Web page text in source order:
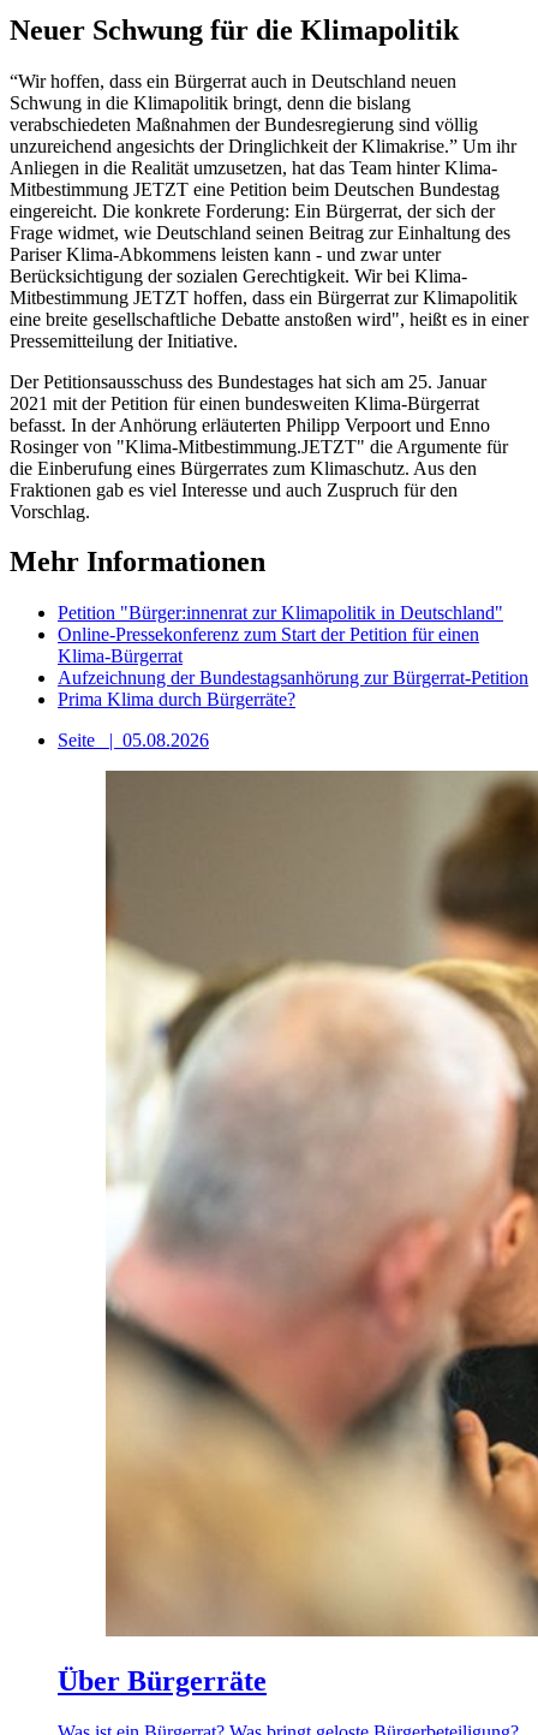
Neuer Schwung für die Klimapolitik
“Wir hoffen, dass ein Bürgerrat auch in Deutschland neuen
Schwung in die Klimapolitik bringt, denn die bislang
verabschiedeten Maßnahmen der Bundesregierung sind völlig
unzureichend angesichts der Dringlichkeit der Klimakrise.” Um ihr
Anliegen in die Realität umzusetzen, hat das Team hinter Klima-
Mitbestimmung JETZT eine Petition beim Deutschen Bundestag
eingereicht. Die konkrete Forderung: Ein Bürgerrat, der sich der
Frage widmet, wie Deutschland seinen Beitrag zur Einhaltung des
Pariser Klima-Abkommens leisten kann - und zwar unter
Berücksichtigung der sozialen Gerechtigkeit. Wir bei Klima-
Mitbestimmung JETZT hoffen, dass ein Bürgerrat zur Klimapolitik
eine breite gesellschaftliche Debatte anstoßen wird", heißt es in einer
Pressemitteilung der Initiative.
Der Petitionsausschuss des Bundestages hat sich am 25. Januar
2021 mit der Petition für einen bundesweiten Klima-Bürgerrat
befasst. In der Anhörung erläuterten Philipp Verpoort und Enno
Rosinger von "Klima-Mitbestimmung.JETZT" die Argumente für
die Einberufung eines Bürgerrates zum Klimaschutz. Aus den
Fraktionen gab es viel Interesse und auch Zuspruch für den
Vorschlag.
Mehr Informationen
Petition "Bürger:innenrat zur Klimapolitik in Deutschland"
Online-Pressekonferenz zum Start der Petition für einen
Klima-Bürgerrat
Aufzeichnung der Bundestagsanhörung zur Bürgerrat-Petition
Prima Klima durch Bürgerräte?
Seite
| 05.08.2026
Über Bürgerräte